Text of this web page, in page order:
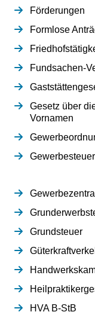
Förderungen
Formlose
Fundsachen-
Gesetz über
Vornamen
Gewerbesteuer
Grundsteuer
HVA B-StB